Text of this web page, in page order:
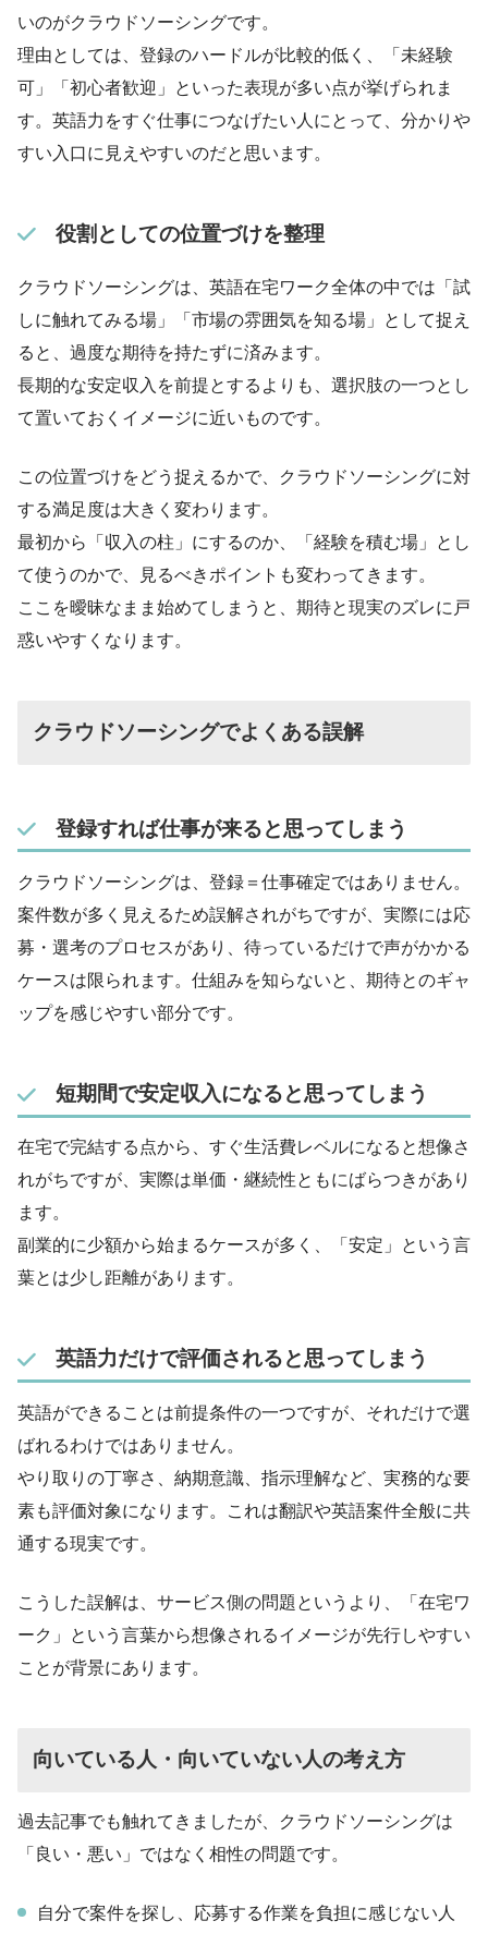
いのがクラウドソーシングです。
理由としては、登録のハードルが比較的低く、「未経験
可」「初心者歓迎」といった表現が多い点が挙げられま
す。英語力をすぐ仕事につなげたい人にとって、分かりや
すい入口に見えやすいのだと思います。
役割としての位置づけを整理
クラウドソーシングは、英語在宅ワーク全体の中では「試
しに触れてみる場」「市場の雰囲気を知る場」として捉え
ると、過度な期待を持たずに済みます。
長期的な安定収入を前提とするよりも、選択肢の一つとし
て置いておくイメージに近いものです。
この位置づけをどう捉えるかで、クラウドソーシングに対
する満足度は大きく変わります。
最初から「収入の柱」にするのか、「経験を積む場」とし
て使うのかで、見るべきポイントも変わってきます。
ここを曖昧なまま始めてしまうと、期待と現実のズレに戸
惑いやすくなります。
クラウドソーシングでよくある誤解
登録すれば仕事が来ると思ってしまう
クラウドソーシングは、登録＝仕事確定ではありません。
案件数が多く見えるため誤解されがちですが、実際には応
募・選考のプロセスがあり、待っているだけで声がかかる
ケースは限られます。仕組みを知らないと、期待とのギャ
ップを感じやすい部分です。
短期間で安定収入になると思ってしまう
在宅で完結する点から、すぐ生活費レベルになると想像さ
れがちですが、実際は単価・継続性ともにばらつきがあり
ます。
副業的に少額から始まるケースが多く、「安定」という言
葉とは少し距離があります。
英語力だけで評価されると思ってしまう
英語ができることは前提条件の一つですが、それだけで選
ばれるわけではありません。
やり取りの丁寧さ、納期意識、指示理解など、実務的な要
素も評価対象になります。これは翻訳や英語案件全般に共
通する現実です。
こうした誤解は、サービス側の問題というより、「在宅ワ
ーク」という言葉から想像されるイメージが先行しやすい
ことが背景にあります。
向いている人・向いていない人の考え方
過去記事でも触れてきましたが、クラウドソーシングは
「良い・悪い」ではなく相性の問題です。
自分で案件を探し、応募する作業を負担に感じない人